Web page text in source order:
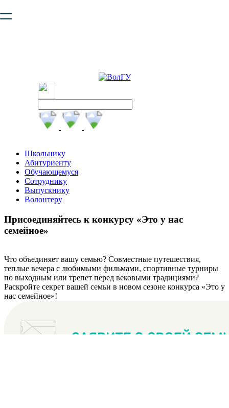
безопасную работу с сайтом. Пожалуйста
Школьнику
Абитуриенту
Обучающемуся
Сотруднику
Выпускнику
Волонтеру
Присоединяйтесь к конкурсу «Это у нас
семейное»
Что объединяет вашу семью? Совместные путешествия,
теплые вечера с любимыми фильмами, спортивные турниры
по выходным или трепет перед вековыми традициями?
Раскройте секрет вашей семьи в новом сезоне конкурса «Это у
нас семейное»!